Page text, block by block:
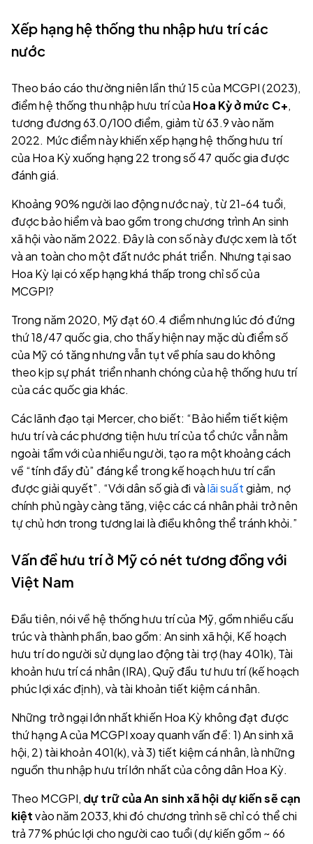
Xếp hạng hệ thống thu nhập hưu trí các
nước
Theo báo cáo thường niên lần thứ 15 của MCGPI (2023),
điểm hệ thống thu nhập hưu trí của Hoa Kỳ ở mức C+,
tương đương 63.0/100 điểm, giảm từ 63.9 vào năm
2022. Mức điểm này khiến xếp hạng hệ thống hưu trí
của Hoa Kỳ xuống hạng 22 trong số 47 quốc gia được
đánh giá.
Khoảng 90% người lao động nước naỳ, từ 21-64 tuổi,
được bảo hiểm và bao gồm trong chương trình An sinh
xã hội vào năm 2022. Đây là con số này được xem là tốt
và an toàn cho một đất nước phát triển. Nhưng tại sao
Hoa Kỳ lại có xếp hạng khá thấp trong chỉ số của
MCGPI?
Trong năm 2020, Mỹ đạt 60.4 điểm nhưng lúc đó đứng
thứ 18/47 quốc gia, cho thấy hiện nay mặc dù điểm số
của Mỹ có tăng nhưng vẫn tụt về phía sau do không
theo kịp sự phát triển nhanh chóng của hệ thống hưu trí
của các quốc gia khác.
Các lãnh đạo tại Mercer, cho biết: “Bảo hiểm tiết kiệm
hưu trí và các phương tiện hưu trí của tổ chức vẫn nằm
ngoài tầm với của nhiều người, tạo ra một khoảng cách
về “tính đầy đủ” đáng kể trong kế hoạch hưu trí cần
được giải quyết”. “Với dân số già đi vàlãi suấtgiảm, nợ
chính phủ ngày càng tăng, việc các cá nhân phải trở nên
tự chủ hơn trong tương lai là điều không thể tránh khỏi.”
Vấn đề hưu trí ở Mỹ có nét tương đồng với
Việt Nam
Đầu tiên, nói về hệ thống hưu trí của Mỹ, gồm nhiều cấu
trúc và thành phần, bao gồm: An sinh xã hội, Kế hoạch
hưu trí do người sử dụng lao động tài trợ (hay 401k), Tài
khoản hưu trí cá nhân (IRA), Quỹ đầu tư hưu trí (kế hoạch
phúc lợi xác định), và tài khoản tiết kiệm cá nhân.
Những trở ngại lớn nhất khiến Hoa Kỳ không đạt được
thứ hạng A của MCGPI xoay quanh vấn đề: 1) An sinh xã
hội, 2) tài khoản 401(k), và 3) tiết kiệm cá nhân, là những
nguồn thu nhập hưu trí lớn nhất của công dân Hoa Kỳ.
Theo MCGPI, dự trữ của An sinh xã hội dự kiến ​​sẽ cạn
kiệtvào năm 2033, khi đó chương trình sẽ chỉ có thể chi
trả 77% phúc lợi cho người cao tuổi (dự kiến gồm ~ 66